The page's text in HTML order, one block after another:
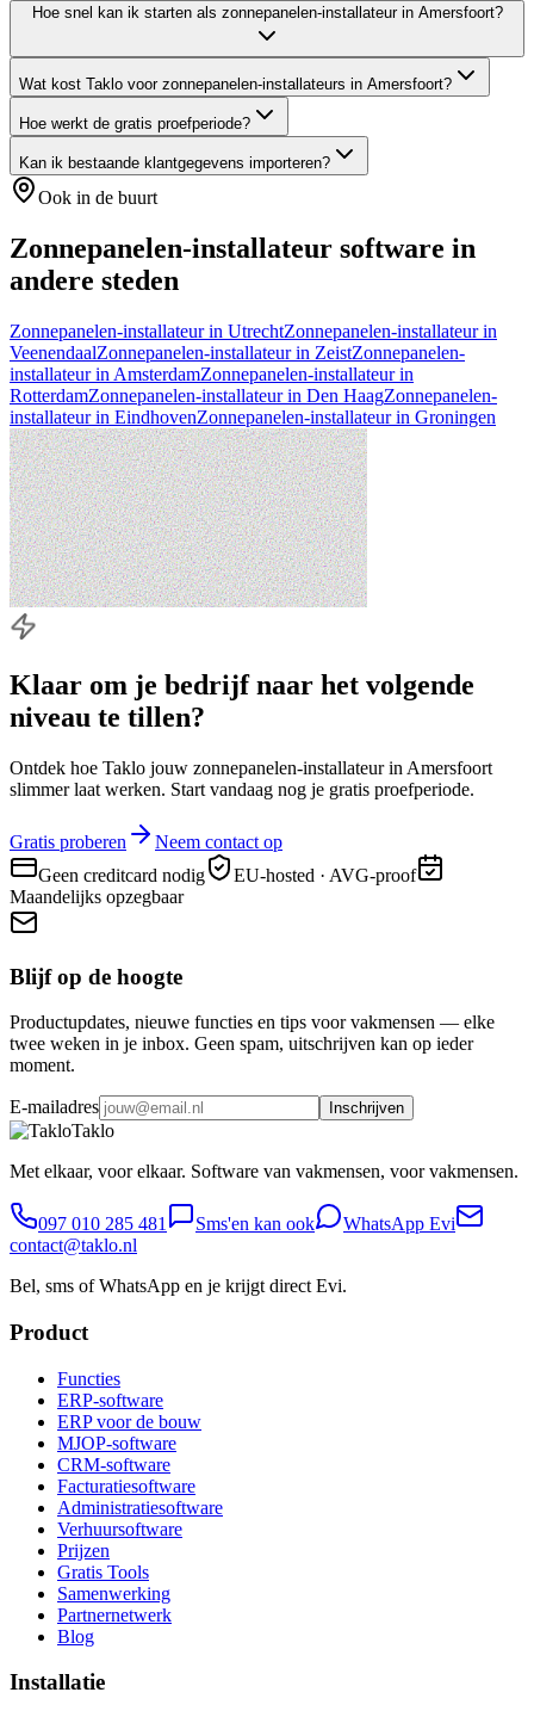
Hoe snel kan ik starten als zonnepanelen-installateur in Amersfoort?
Wat kost Taklo voor zonnepanelen-installateurs in Amersfoort?
Hoe werkt de gratis proefperiode?
Kan ik bestaande klantgegevens importeren?
Ook in de buurt
Zonnepanelen-installateur software in
andere steden
Zonnepanelen-installateurin UtrechtZonnepanelen-installateurin
VeenendaalZonnepanelen-installateurin ZeistZonnepanelen-
installateurin AmsterdamZonnepanelen-installateurin
RotterdamZonnepanelen-installateurin Den HaagZonnepanelen-
installateurin EindhovenZonnepanelen-installateurin Groningen
Klaar om je bedrijf naar het volgende
niveau te tillen?
Ontdek hoe Taklo jouw zonnepanelen-installateur in Amersfoort
slimmer laat werken. Start vandaag nog je gratis proefperiode.
Gratis proberen
Neem contact op
Geen creditcard nodig
EU-hosted · AVG-proof
Maandelijks opzegbaar
Blijf op de hoogte
Productupdates, nieuwe functies en tips voor vakmensen — elke
twee weken in je inbox. Geen spam, uitschrijven kan op ieder
moment.
E-mailadres Inschrijven
Taklo
Met elkaar, voor elkaar. Software van vakmensen, voor vakmensen.
097 010 285 481 Sms'en kan ook
WhatsApp Evi
contact@taklo.nl
Bel, sms of WhatsApp en je krijgt direct Evi.
Product
Functies
ERP-software
ERP voor de bouw
MJOP-software
CRM-software
Facturatiesoftware
Administratiesoftware
Verhuursoftware
Prijzen
Gratis Tools
Samenwerking
Partnernetwerk
Blog
Installatie